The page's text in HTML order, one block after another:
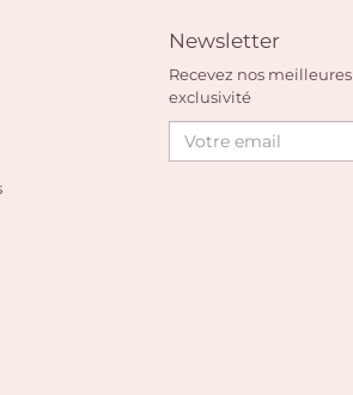
Newsletter
Recevez nos
exclusivité